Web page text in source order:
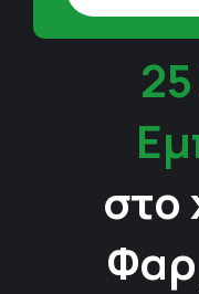
στο